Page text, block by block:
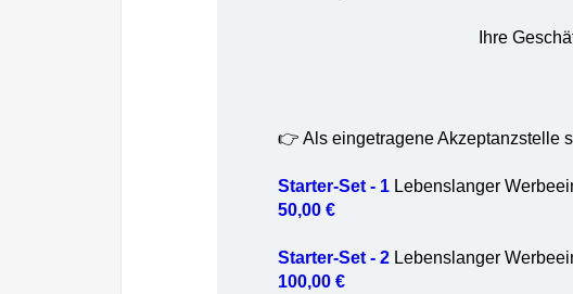
Ihre
👉 Als eingetragene Akzeptanzstelle
Starter-Set - 1Lebenslanger
50,00 €
Starter-Set - 2Lebenslanger
100,00 €